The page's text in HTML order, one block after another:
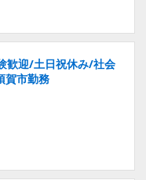
歓迎/土日祝休み/社会
賀市勤務